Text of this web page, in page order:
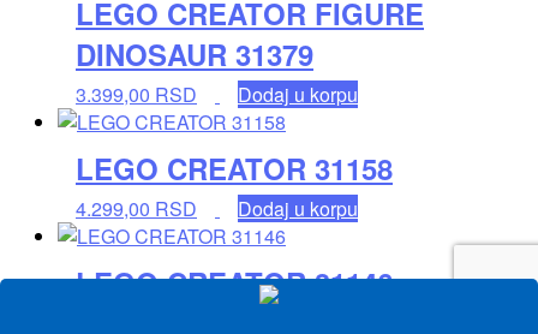
LEGO CREATOR FIGURE
DINOSAUR 31379
3.399,00 RSD Dodaj u korpu
LEGO CREATOR 31158
4.299,00 RSD Dodaj u korpu
LEGO CREATOR 31146